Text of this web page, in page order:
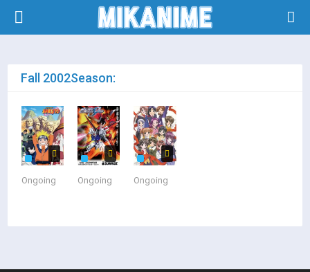
Season:
Fall 2002
Ongoing Ongoing Ongoing